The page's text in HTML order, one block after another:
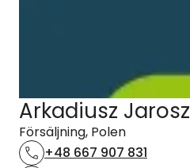
Arkadiusz Jarosz
Försäljning, Polen
+48 667 907 831